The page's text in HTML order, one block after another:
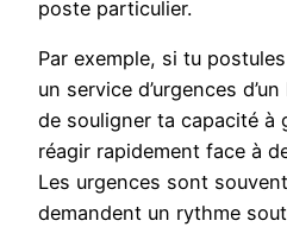
poste particulier.
Par exemple, si tu
un service d’urgences
de souligner ta capacité à
réagir rapidement face à
Les urgences sont
demandent un rythme